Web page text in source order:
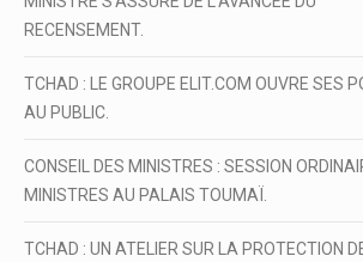
RECENSEMENT.
TCHAD : LE GROUPE ELIT.COM OUVRE SES
AU PUBLIC.
CONSEIL DES MINISTRES : SESSION
MINISTRES AU PALAIS TOUMAÏ.
TCHAD : UN ATELIER SUR LA PROTECTION